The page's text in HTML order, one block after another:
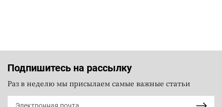
Подпишитесь на рассылку
Раз в неделю мы присылаем самые важные статьи